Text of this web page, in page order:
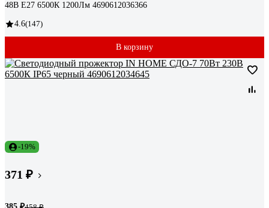
48В Е27 6500К 1200Лм 4690612036366
4.6(147)
В корзину
-19%
371 ₽